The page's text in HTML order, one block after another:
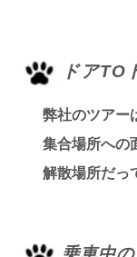
ドアTO
弊社のツアーは
集合場所への面
解散場所だって